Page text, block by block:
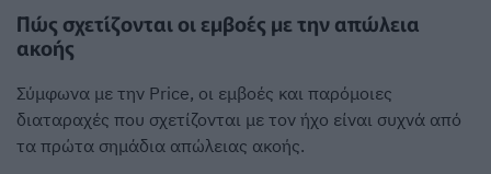
Πώς σχετίζονται οι εμβοές με την απώλεια
ακοής
Σύμφωνα με την Price, οι εμβοές και παρόμοιες
διαταραχές που σχετίζονται με τον ήχο είναι συχνά από
τα πρώτα σημάδια απώλειας ακοής.